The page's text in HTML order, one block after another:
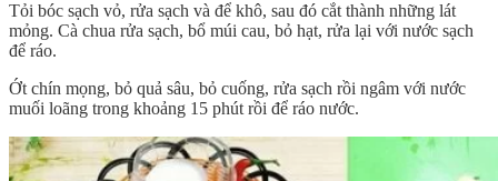
Tỏi bóc sạch vỏ, rửa sạch và để khô, sau đó cắt thành những lát
mỏng. Cà chua rửa sạch, bổ múi cau, bỏ hạt, rửa lại với nước sạch
để ráo.
Ớt chín mọng, bỏ quả sâu, bỏ cuống, rửa sạch rồi ngâm với nước
muối loãng trong khoảng 15 phút rồi để ráo nước.